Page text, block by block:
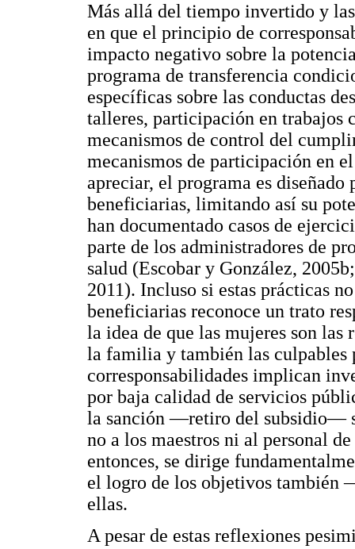
Más allá del tiempo invertido y
en que el principio de
impacto negativo sobre la
programa de transferencia
específicas sobre las conductas
talleres, participación en
mecanismos de control del
mecanismos de participación en
apreciar, el programa es
beneficiarias, limitando así su
han documentado casos de
parte de los administradores de
salud (Escobar y González,
2011). Incluso si estas prácticas
beneficiarias reconoce un trato
la idea de que las mujeres son las
la familia y también las culpables
corresponsabilidades implican
por baja calidad de servicios
la sanción —retiro del subsidio—
no a los maestros ni al personal
entonces, se dirige
el logro de los objetivos también
ellas.
A pesar de estas reflexiones